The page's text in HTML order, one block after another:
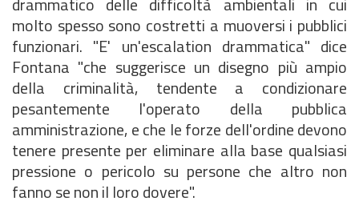
molto spesso sono costretti a muoversi i pubblici
funzionari. "E' un'escalation drammatica" dice
Fontana "che suggerisce un disegno più ampio
della criminalità, tendente a condizionare
pesantemente l'operato della pubblica
amministrazione, e che le forze dell'ordine devono
tenere presente per eliminare alla base qualsiasi
pressione o pericolo su persone che altro non
fanno se non il loro dovere".